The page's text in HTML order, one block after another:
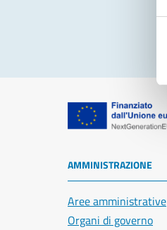
AMMINISTRAZIONE
Aree amministrative
Organi di governo